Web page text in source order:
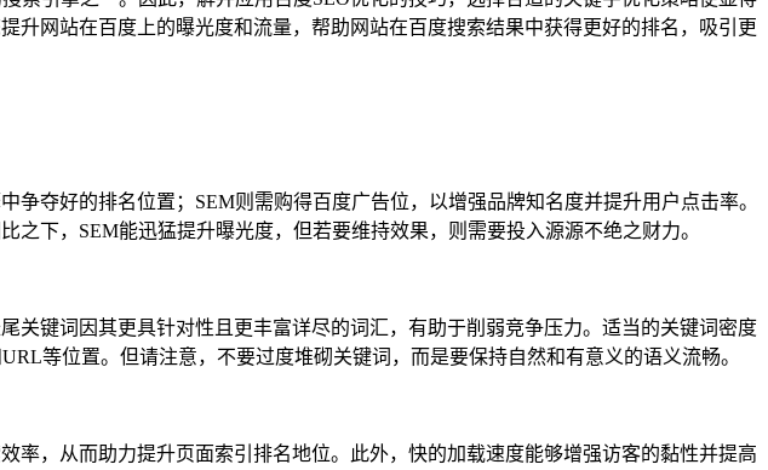
升网站在百度上的曝光度和流量，帮助网站在百度搜索结果中获得更好的排名，吸引更
夺好的排名位置；SEM则需购得百度广告位，以增强品牌知名度并提升用户点击率。
下，SEM能迅猛提升曝光度，但若要维持效果，则需要投入源源不绝之财力。
关键词因其更具针对性且更丰富详尽的词汇，有助于削弱竞争压力。适当的关键词密度
等位置。但请注意，不要过度堆砌关键词，而是要保持自然和有意义的语义流畅。
率，从而助力提升页面索引排名地位。此外，快的加载速度能够增强访客的黏性并提高